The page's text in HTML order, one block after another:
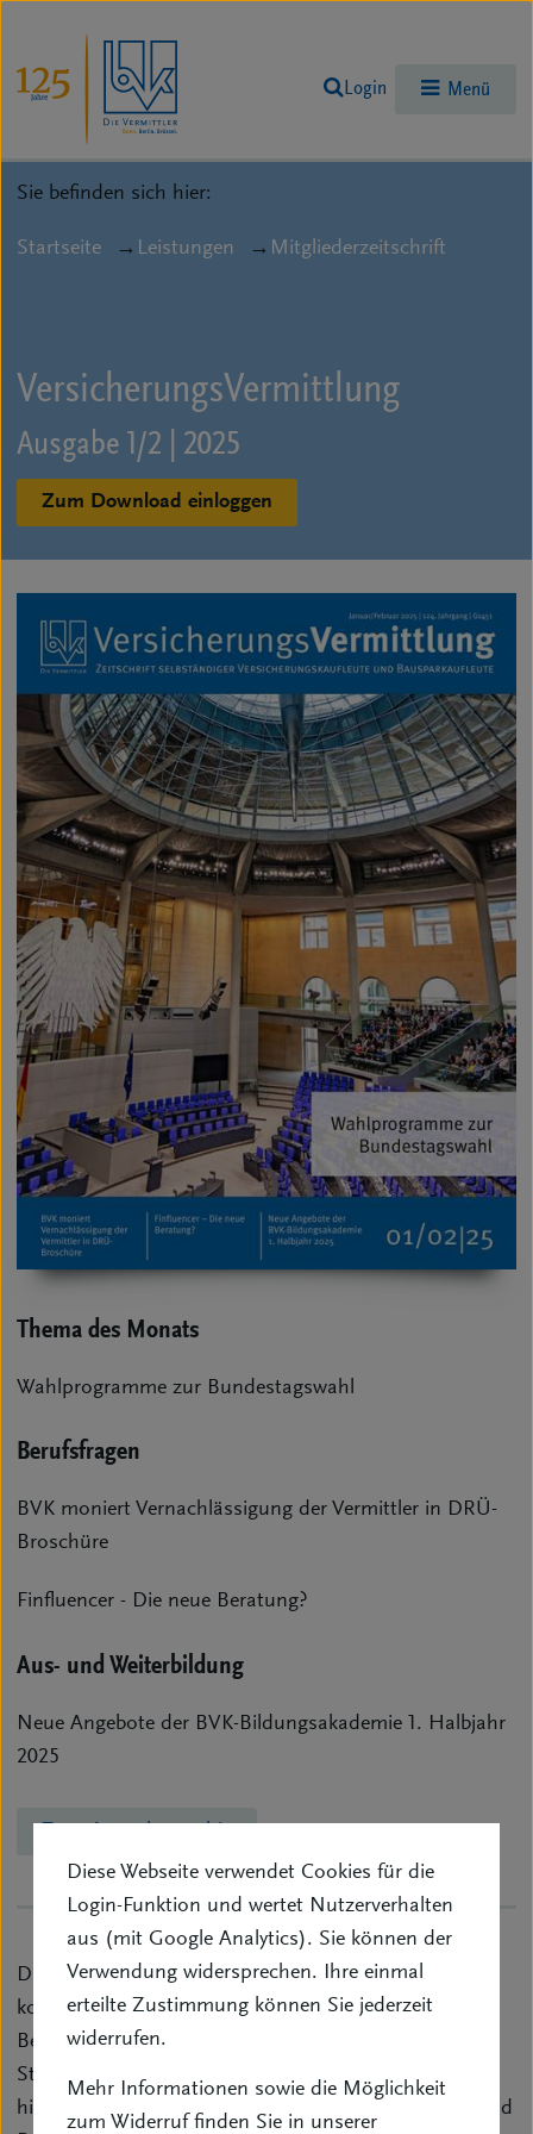
Diese Webseite verwendet Cookies für die
Login-Funktion und wertet Nutzerverhalten
aus (mit Google Analytics). Sie können der
Verwendung widersprechen. Ihre einmal
erteilte Zustimmung können Sie jederzeit
widerrufen.
Mehr Informationen sowie die Möglichkeit
zum Widerruf finden Sie in unserer
Login Menü
Sie befinden sich hier:
Startseite Leistungen Mitgliederzeitschrift
Versicherungs­Vermittlung
Ausgabe 1/2 | 2025
Zum Download einloggen
Thema des Monats
Wahlprogramme zur Bundestagswahl
Berufsfragen
BVK moniert Vernachlässigung der Vermittler in DRÜ-
Broschüre
Finfluencer - Die neue Beratung?
Aus- und Weiterbildung
Neue Angebote der BVK-Bildungsakademie 1. Halbjahr
2025
Die Zeitschrift „VersicherungsVermittlung“ bietet
kompakte Berichte, Analysen und Tipps aus allen
Bereichen: beginnend mit Berufspolitik, Rechts- und
Steuerfragen, Gerichtsurteilen und vielem anderen bis
hin zu Nachrichten aus den Vertretervereinigungen und